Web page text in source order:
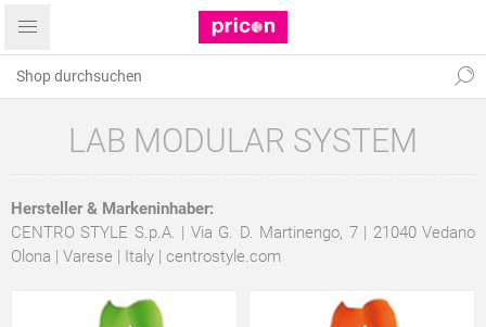
LAB MODULAR SYSTEM
Hersteller & Markeninhaber:
CENTRO STYLE S.p.A. | Via G. D. Martinengo, 7 | 21040 Vedano
Olona | Varese | Italy | centrostyle.com